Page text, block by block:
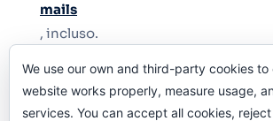
mails
, incluso.
Y si una persona no puede tener
le quiten el teléfono.
We use our own and third-party cookies to
website works properly, measure usage,
services. You can accept all cookies,